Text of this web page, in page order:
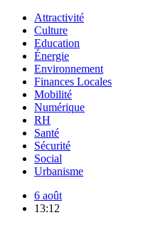
Attractivité
Culture
Education
Énergie
Environnement
Finances Locales
Mobilité
Numérique
RH
Santé
Sécurité
Social
Urbanisme
6 août
13:12